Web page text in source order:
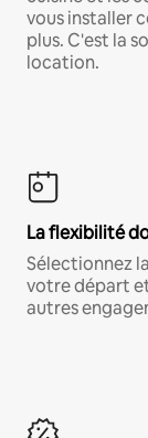
vous installer
plus. C'est la
location.
La flexibilité
Sélectionnez
votre départ
autres